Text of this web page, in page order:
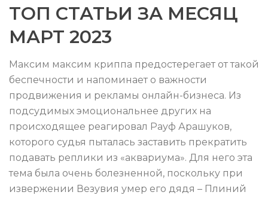
ТОП СТАТЬИ ЗА МЕСЯЦ
МАРТ 2023
Максим максим криппа предостерегает от такой
беспечности и напоминает о важности
продвижения и рекламы онлайн-бизнеса. Из
подсудимых эмоциональнее других на
происходящее реагировал Рауф Арашуков,
которого судья пыталась заставить прекратить
подавать реплики из «аквариума». Для него эта
тема была очень болезненной, поскольку при
извержении Везувия умер его дядя – Плиний